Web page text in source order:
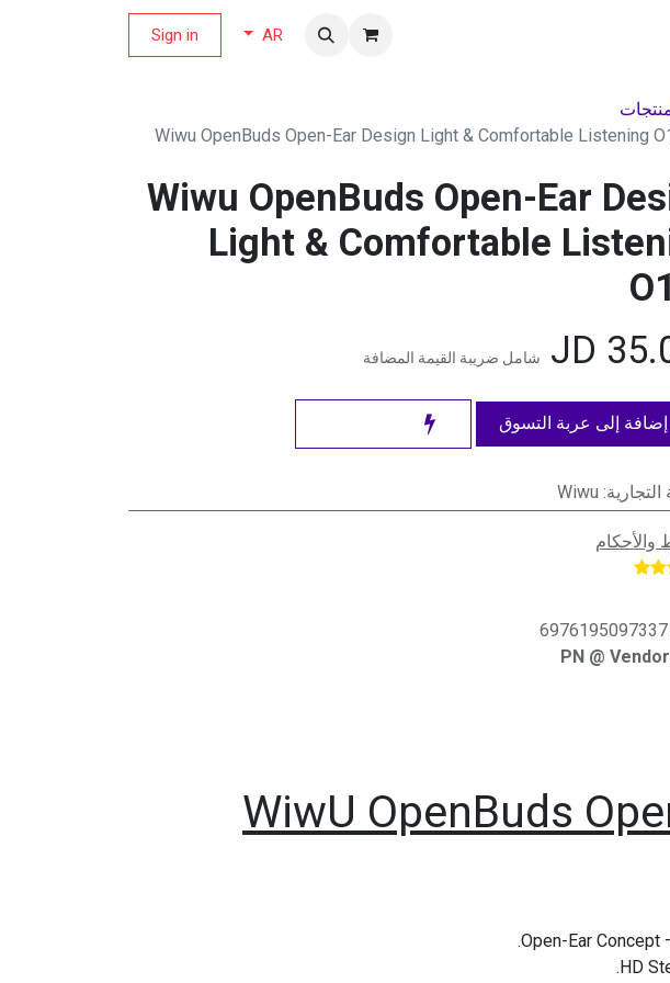
AR
Sign in
Wiwu OpenBuds Open-Ear Design Light & Comfortable Listening
Wiwu OpenBuds Open-Ear
Light & Comfortable
شامل ضريبة القيمة المضافة
إضافة إلى عربة التسوق
التجارية:
Wiwu
والأحكام
6976195097337
PN @
WiwU OpenBuds
Open-Ear
HD